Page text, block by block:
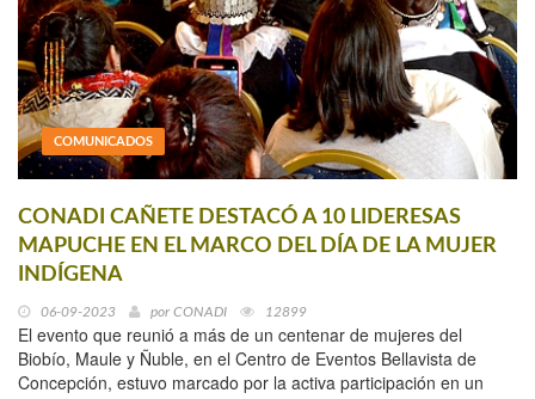
COMUNICADOS
CONADI CAÑETE DESTACÓ A 10 LIDERESAS
MAPUCHE EN EL MARCO DEL DÍA DE LA MUJER
INDÍGENA
06-09-2023 por CONADI 12899
El evento que reunió a más de un centenar de mujeres del
Biobío, Maule y Ñuble, en el Centro de Eventos Bellavista de
Concepción, estuvo marcado por la activa participación en un